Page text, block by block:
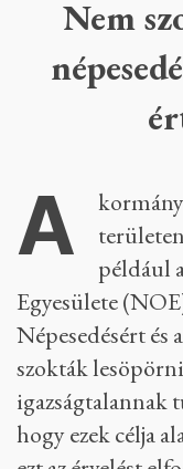
Nem szociálpolitika – de
A
például
Egyesülete
Népesedésért és
szokták
igazságtalannak
hogy ezek célja